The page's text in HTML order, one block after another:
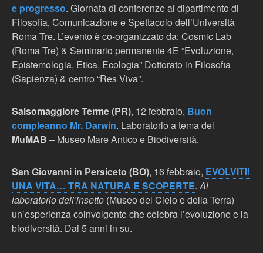
e progresso. Giornata di conferenze al dipartimento di
Filosofia, Comunicazione e Spettacolo dell’Università
Roma Tre. L’evento è co-organizzato da: Cosmic Lab
(Roma Tre) & Seminario permanente 4E “Evoluzione,
Epistemologia, Etica, Ecologia” Dottorato in Filosofia
(Sapienza) & centro “Res Viva”.
Salsomaggiore Terme (PR), 12 febbraio, Buon
compleanno Mr. Darwin. Laboratorio a tema del
MuMAB – Museo Mare Antico e Biodiversità.
San Giovanni in Persiceto (BO), 16 febbraio, EVOLVITI!
UNA VITA… TRA NATURA E SCOPERTE.Al
laboratorio dell’insetto (Museo del Cielo e della Terra)
un’esperienza coinvolgente che celebra l’evoluzione e la
biodiversità. Dai 5 anni in su.